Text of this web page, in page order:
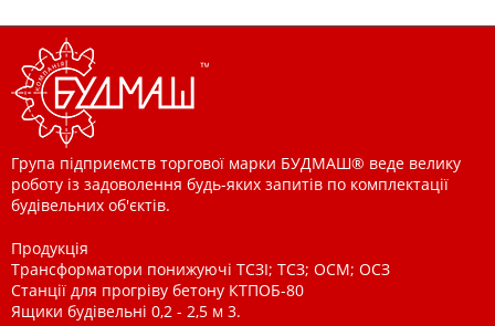
Група підприємств торгової марки БУДМАШ® веде велику
роботу із задоволення будь-яких запитів по комплектації
будівельних об'єктів.
Продукція
Трансформатори понижуючі ТСЗІ; ТСЗ; ОСМ; ОСЗ
Станції для прогріву бетону КТПОБ-80
Ящики будівельні 0,2 - 2,5 м 3.